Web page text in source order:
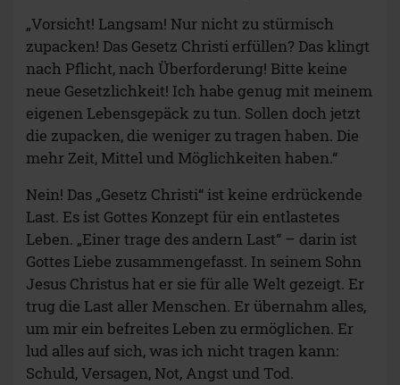
„Vorsicht! Langsam! Nur nicht zu stürmisch
zupacken! Das Gesetz Christi erfüllen? Das klingt
nach Pflicht, nach Überforderung! Bitte keine
neue Gesetzlichkeit! Ich habe genug mit meinem
eigenen Lebensgepäck zu tun. Sollen doch jetzt
die zupacken, die weniger zu tragen haben. Die
mehr Zeit, Mittel und Möglichkeiten haben.“
Nein! Das „Gesetz Christi“ ist keine erdrückende
Last. Es ist Gottes Konzept für ein entlastetes
Leben. „Einer trage des andern Last“ – darin ist
Gottes Liebe zusammengefasst. In seinem Sohn
Jesus Christus hat er sie für alle Welt gezeigt. Er
trug die Last aller Menschen. Er übernahm alles,
um mir ein befreites Leben zu ermöglichen. Er
lud alles auf sich, was ich nicht tragen kann:
Schuld, Versagen, Not, Angst und Tod.